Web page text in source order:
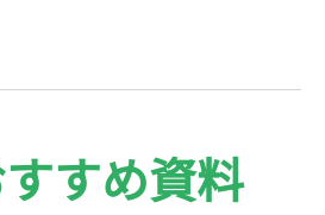
すめ資料